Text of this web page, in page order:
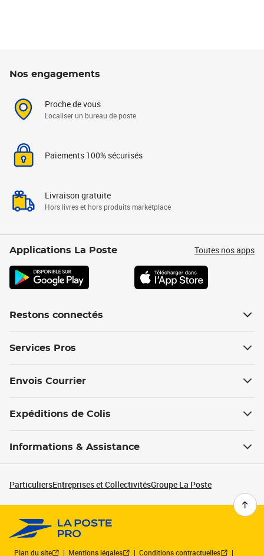
Nos engagements
Proche de vous
Localiser un bureau de poste
Paiements 100% sécurisés
Livraison gratuite
Hors livres et hors produits marketplace
Applications La Poste Toutes nos apps
Restons connectés
Services Pros
Envois Courrier
Expéditions de Colis
Informations & Assistance
ParticuliersEntreprises et CollectivitésGroupe La Poste
Plan du site Mentions légales Conditions contractuelles